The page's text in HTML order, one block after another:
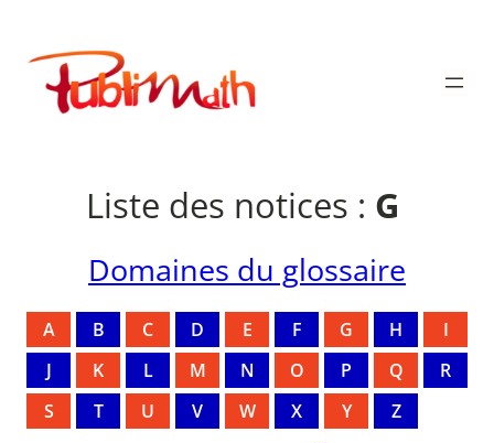
contenu
Publimath
Liste des notices : G
Domaines du glossaire
A B C D E F G H
I
J
K L M N O P Q
R
S
T U V W X Y
Z